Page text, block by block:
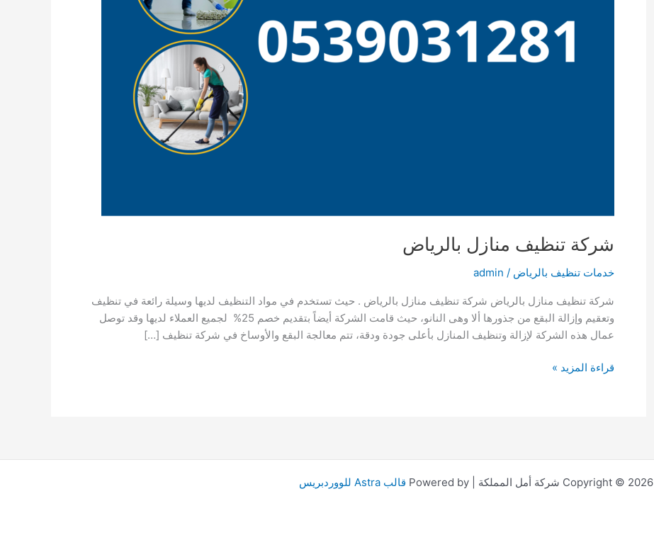
شركة تنظيف منازل بالرياض
خدمات تنظيف بالرياض /
admin
شركة تنظيف منازل بالرياض شركة تنظيف منازل بالرياض . حيث تستخدم في مواد التنظيف لديها وسيلة رائعة في تنظيف
وتعقيم وإزالة البقع من جذورها ألا وهى النانو، حيث قامت الشركة أيضاً بتقديم خصم 25% لجميع العملاء لديها وقد توصل
عمال هذه الشركة لإزالة وتنظيف المنازل بأعلى جودة ودقة، تتم معالجة البقع والأوساخ في شركة تنظيف […]
شركة
قراءة المزيد »
Copyright © 2026 شركة أمل المملكة | Powered by قالب Astra للووردبريس